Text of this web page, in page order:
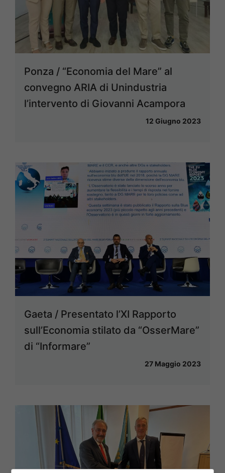
Ponza / “Economia del Mare” al
convegno ARIA di Unindustria
l’intervento di Giovanni Acampora
12 Giugno 2023
Gaeta / Presentato l’XI Rapporto
sull’Economia stilato da “OsserMare”
di “Informare”
27 Maggio 2023